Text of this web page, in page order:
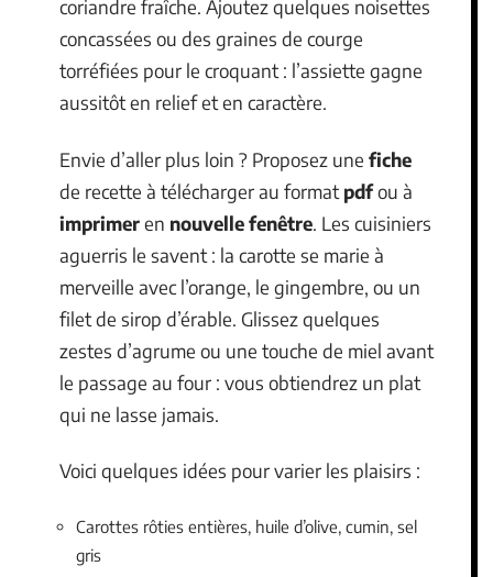
coriandre fraîche. Ajoutez quelques noisettes
concassées ou des graines de courge
torréfiées pour le croquant : l’assiette gagne
aussitôt en relief et en caractère.
Envie d’aller plus loin ? Proposez une fiche
de recette à télécharger au format pdfou à
imprimeren nouvelle fenêtre. Les cuisiniers
aguerris le savent : la carotte se marie à
merveille avec l’orange, le gingembre, ou un
filet de sirop d’érable. Glissez quelques
zestes d’agrume ou une touche de miel avant
le passage au four : vous obtiendrez un plat
qui ne lasse jamais.
Voici quelques idées pour varier les plaisirs :
Carottes rôties entières, huile d’olive, cumin, sel
gris